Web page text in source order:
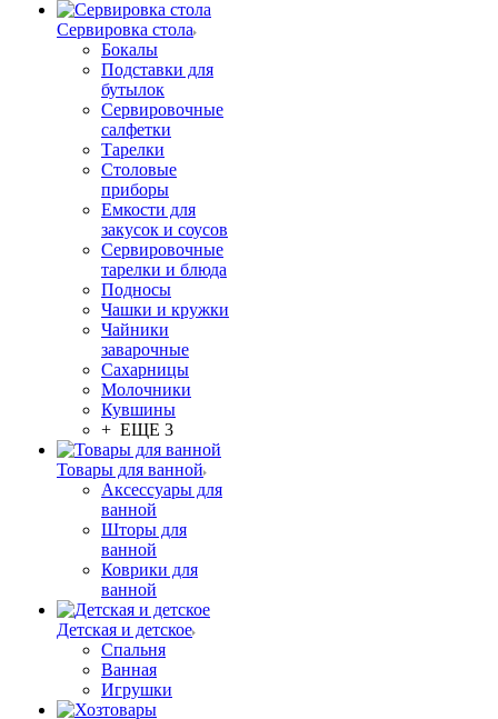
Сервировка стола
Бокалы
Подставки для
бутылок
Сервировочные
салфетки
Тарелки
Столовые
приборы
Емкости для
закусок и соусов
Сервировочные
тарелки и блюда
Подносы
Чашки и кружки
Чайники
заварочные
Сахарницы
Молочники
Кувшины
+ ЕЩЕ 3
Товары для ванной
Аксессуары для
ванной
Шторы для
ванной
Коврики для
ванной
Детская и детское
Спальня
Ванная
Игрушки